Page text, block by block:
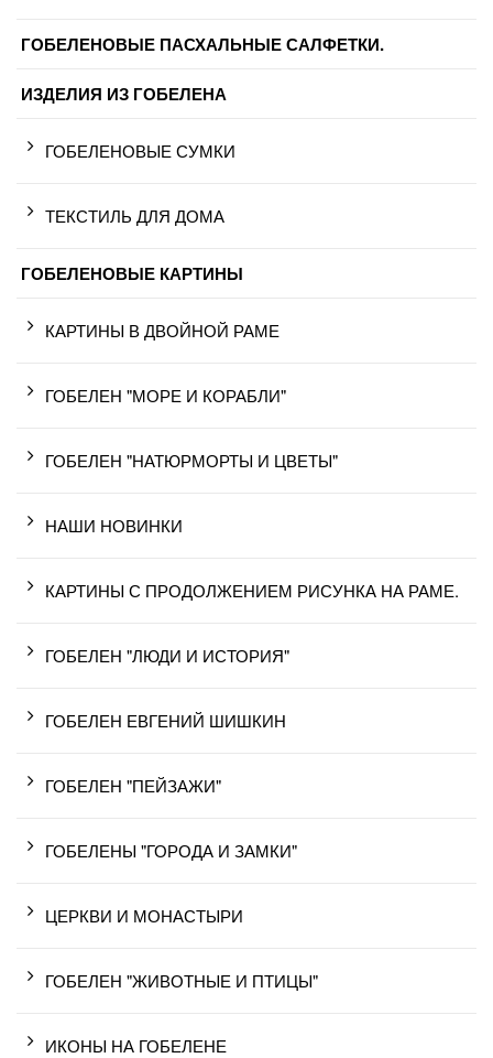
ГОБЕЛЕНОВЫЕ ПАСХАЛЬНЫЕ САЛФЕТКИ.
ИЗДЕЛИЯ ИЗ ГОБЕЛЕНА
ГОБЕЛЕНОВЫЕ СУМКИ
ТЕКСТИЛЬ ДЛЯ ДОМА
ГОБЕЛЕНОВЫЕ КАРТИНЫ
КАРТИНЫ В ДВОЙНОЙ РАМЕ
ГОБЕЛЕН "МОРЕ И КОРАБЛИ"
ГОБЕЛЕН "НАТЮРМОРТЫ И ЦВЕТЫ"
НАШИ НОВИНКИ
КАРТИНЫ С ПРОДОЛЖЕНИЕМ РИСУНКА НА РАМЕ.
ГОБЕЛЕН "ЛЮДИ И ИСТОРИЯ"
ГОБЕЛЕН ЕВГЕНИЙ ШИШКИН
ГОБЕЛЕН "ПЕЙЗАЖИ"
ГОБЕЛЕНЫ "ГОРОДА И ЗАМКИ"
ЦЕРКВИ И МОНАСТЫРИ
ГОБЕЛЕН "ЖИВОТНЫЕ И ПТИЦЫ"
ИКОНЫ НА ГОБЕЛЕНЕ